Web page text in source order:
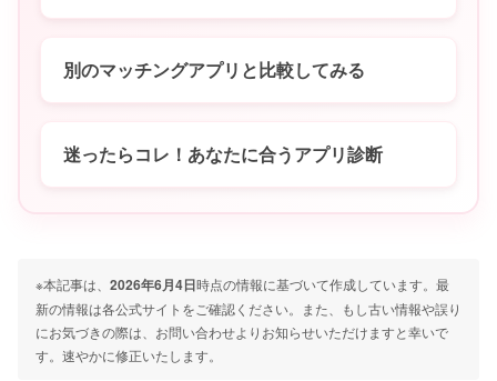
別のマッチングアプリと比較してみる
迷ったらコレ！あなたに合うアプリ診断
※本記事は、 2026年6月4日時点の情報に基づいて作成しています。最
新の情報は各公式サイトをご確認ください。また、もし古い情報や誤り
にお気づきの際は、お問い合わせよりお知らせいただけますと幸いで
す。速やかに修正いたします。